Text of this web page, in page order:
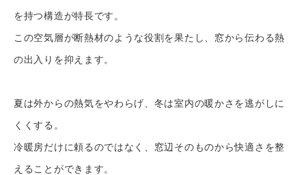
を持つ構造が特長です。
この空気層が断熱材のような役割を果たし、窓から伝わる熱
の出入りを抑えます。
夏は外からの熱気をやわらげ、冬は室内の暖かさを逃がしに
くくする。
冷暖房だけに頼るのではなく、窓辺そのものから快適さを整
えることができます。